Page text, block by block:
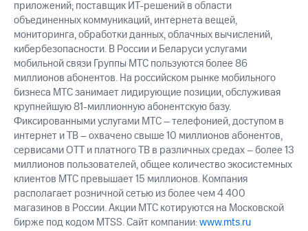
о
погашении
именных
облигаций
Другое
Регистратор
Реквизиты
Контакты
развитие
деловая этика
На главную
приложений; поставщик ИТ-решений в области
объединенных коммуникаций, интернета вещей,
мониторинга, обработки данных, облачных вычислений,
кибербезопасности. В России и Беларуси услугами
мобильной связи Группы МТС пользуются более 86
миллионов абонентов. На российском рынке мобильного
бизнеса МТС занимает лидирующие позиции, обслуживая
крупнейшую 81-миллионную абонентскую базу.
Фиксированными услугами МТС – телефонией, доступом в
интернет и ТВ – охвачено свыше 10 миллионов абонентов,
сервисами OTT и платного ТВ в различных средах – более 13
миллионов пользователей, общее количество экосистемных
клиентов МТС превышает 15 миллионов. Компания
располагает розничной сетью из более чем 4 400
магазинов в России. Акции МТС котируются на Московской
бирже под кодом MTSS. Сайт компании:www.mts.ru